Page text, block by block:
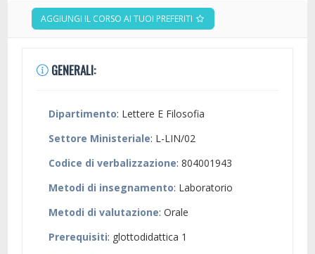
AGGIUNGI IL CORSO AI TUOI PREFERITI
GENERALI:
Dipartimento: Lettere E Filosofia
Settore Ministeriale: L-LIN/02
Codice di verbalizzazione: 804001943
Metodi di insegnamento: Laboratorio
Metodi di valutazione: Orale
Prerequisiti: glottodidattica 1